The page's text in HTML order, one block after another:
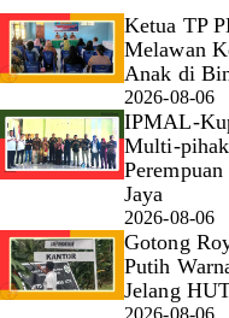
Ketua TP
Melawan
Anak di
2026-08-06
IPMAL-
Multi-
Jaya
2026-08-06
Gotong
Putih
Jelang
2026-08-06